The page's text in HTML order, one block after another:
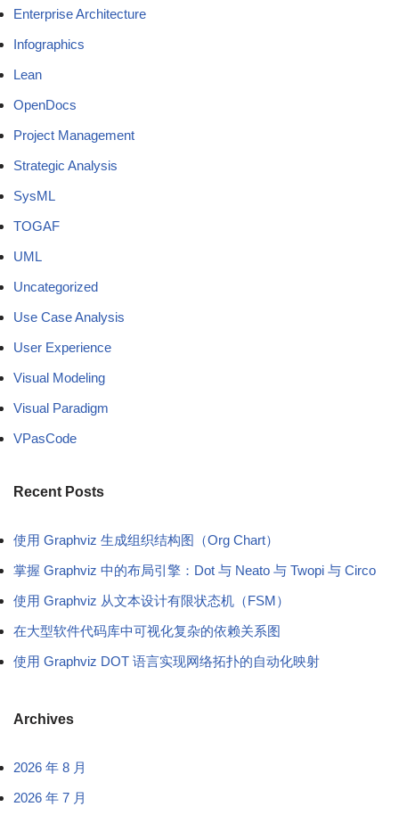
Enterprise Architecture
Infographics
Lean
OpenDocs
Project Management
Strategic Analysis
SysML
TOGAF
UML
Uncategorized
Use Case Analysis
User Experience
Visual Modeling
Visual Paradigm
VPasCode
Recent Posts
使用 Graphviz 生成组织结构图（Org Chart）
掌握 Graphviz 中的布局引擎：Dot 与 Neato 与 Twopi 与 Circo
使用 Graphviz 从文本设计有限状态机（FSM）
在大型软件代码库中可视化复杂的依赖关系图
使用 Graphviz DOT 语言实现网络拓扑的自动化映射
Archives
2026 年 8 月
2026 年 7 月